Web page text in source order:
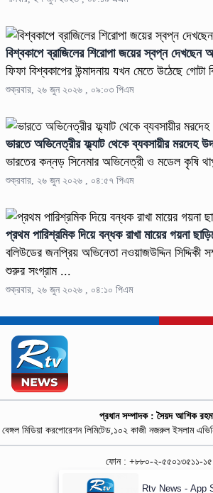
বিশ্বকাপে ব্রাজিলের শিরোপা জয়ের স্বপ্ন দেখছেন
ফিফা বিশ্বকাপের উন্মাদনায় যখন মেতে উঠেছে
শুক্রবার, ২৬ জুন ২০২৬ , ০৯:০৩ পিএম
ভারতে অভিনেত্রীর ফ্ল্যাট থেকে ব্যবসায়ীর মরদেহ
ভারতের কন্নড় সিনেমার অভিনেত্রী ও মডেল কৃষি
শুক্রবার, ২৬ জুন ২০২৬ , ০৪:৫৭ পিএম
প্রথম পারিশ্রমিক দিয়ে বন্ধক রাখা মায়ের গয়না
বলিউডের জনপ্রিয় অভিনেতা নওয়াজউদ্দিন সিদ্দিকী
শুরুর সংগ্রাম ...
শুক্রবার, ২৬ জুন ২০২৬ , ০৪:১০ পিএম
প্রধান সম্পাদক : সৈয়দ আশিক
বেঙ্গল মিডিয়া করপোরেশন লিমিটেড,১০২ কাজী নজরুল ইসলাম
ফোন : +৮৮০-২-৫৫০১৩৫১১-১৫
বিজ্ঞাপন :
Rtv News - App